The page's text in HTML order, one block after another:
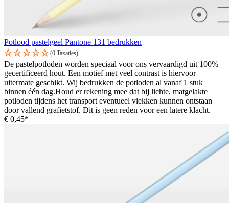
Potlood pastelgeel Pantone 131 bedrukken
(0 Taxaties)
De pastelpotloden worden speciaal voor ons vervaardigd uit 100%
gecertificeerd hout. Een motief met veel contrast is hiervoor
uitermate geschikt. Wij bedrukken de potloden al vanaf 1 stuk
binnen één dag.Houd er rekening mee dat bij lichte, matgelakte
potloden tijdens het transport eventueel vlekken kunnen ontstaan
door vallend grafietstof. Dit is geen reden voor een latere klacht.
€ 0,45*